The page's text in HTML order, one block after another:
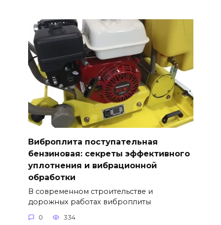
Виброплита поступательная
бензиновая: секреты эффективного
уплотнения и вибрационной
обработки
В современном строительстве и
дорожных работах виброплиты
0 334